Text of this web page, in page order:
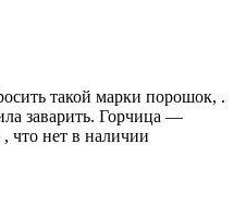
такой марки порошок, .
заварить. Горчица —
что нет в наличии